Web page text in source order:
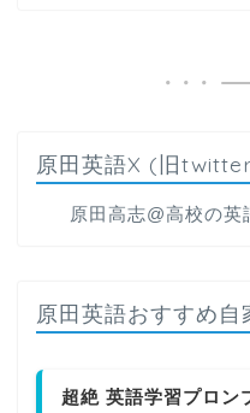
原田英語X (旧
原田高志@高校の
原田英語おすすめ自
超絶 英語学習プロン